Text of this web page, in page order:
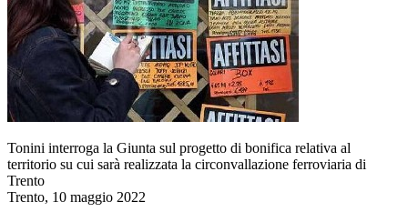
Tonini interroga la Giunta sul progetto di bonifica relativa al
territorio su cui sarà realizzata la circonvallazione ferroviaria di
Trento
Trento, 10 maggio 2022